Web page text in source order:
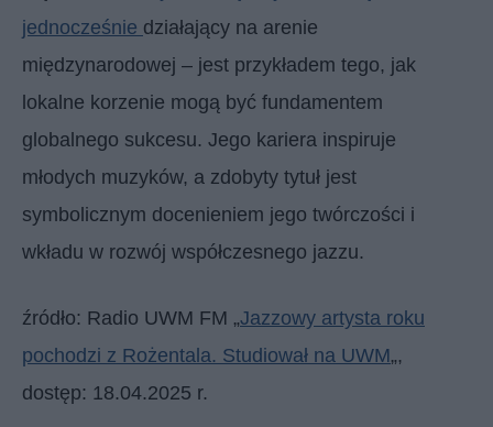
jednocześnie działający na arenie
międzynarodowej – jest przykładem tego, jak
lokalne korzenie mogą być fundamentem
globalnego sukcesu. Jego kariera inspiruje
młodych muzyków, a zdobyty tytuł jest
symbolicznym docenieniem jego twórczości i
wkładu w rozwój współczesnego jazzu.
źródło: Radio UWM FM „Jazzowy artysta roku
pochodzi z Rożentala. Studiował na UWM„,
dostęp: 18.04.2025 r.